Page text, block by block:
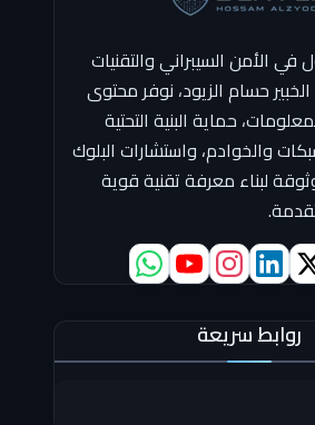
في الأمن السيبراني والتقنيات
حسام الزيود، نوفر محتوى
حماية البنية التحتية
والخوادم، واستشارات البلوك
لبناء معرفة تقنية قوية
روابط سريعة